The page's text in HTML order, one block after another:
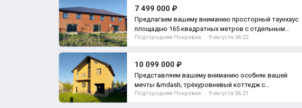
7 499 000 ₽
Предлагаем вашему вниманию просторный таунхаус
площадью 165 квадратных метров с отдельным
гаражом и
Подгородняя Покровка 9 августа 06:22
10 099 000 ₽
Представляем вашему вниманию особняк вашей
мечты &mdash; трёхуровневый коттедж с
уникальной возм, Дом
Подгородняя Покровка 9 августа 06:21